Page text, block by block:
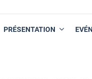
PRÉSENTATION